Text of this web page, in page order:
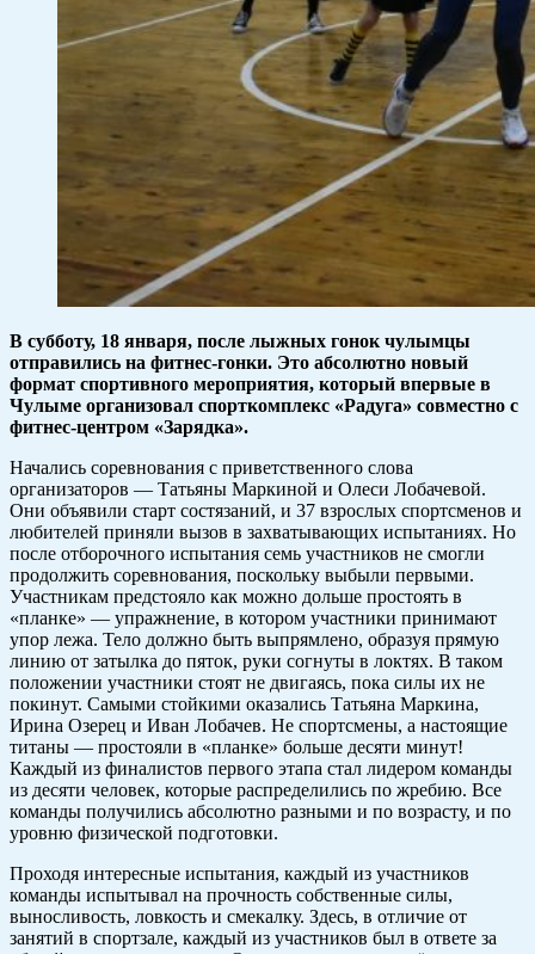
В субботу, 18 января, после лыжных гонок чулымцы
отправились на фитнес-гонки. Это абсолютно новый
формат спортивного мероприятия, который впервые в
Чулыме организовал спорткомплекс «Радуга» совместно с
фитнес-центром «Зарядка».
Начались соревнования с приветственного слова
организаторов — Татьяны Маркиной и Олеси Лобачевой.
Они объявили старт состязаний, и 37 взрослых спортсменов и
любителей приняли вызов в захватывающих испытаниях. Но
после отборочного испытания семь участников не смогли
продолжить соревнования, поскольку выбыли первыми.
Участникам предстояло как можно дольше простоять в
«планке» — упражнение, в котором участники принимают
упор лежа. Тело должно быть выпрямлено, образуя прямую
линию от затылка до пяток, руки согнуты в локтях. В таком
положении участники стоят не двигаясь, пока силы их не
покинут. Самыми стойкими оказались Татьяна Маркина,
Ирина Озерец и Иван Лобачев. Не спортсмены, а настоящие
титаны — простояли в «планке» больше десяти минут!
Каждый из финалистов первого этапа стал лидером команды
из десяти человек, которые распределились по жребию. Все
команды получились абсолютно разными и по возрасту, и по
уровню физической подготовки.
Проходя интересные испытания, каждый из участников
команды испытывал на прочность собственные силы,
выносливость, ловкость и смекалку. Здесь, в отличие от
занятий в спортзале, каждый из участников был в ответе за